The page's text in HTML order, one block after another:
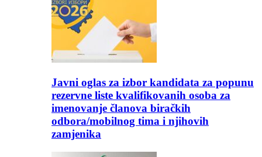
Javni oglas za izbor kandidata za popunu
rezervne liste kvalifikovanih osoba za
imenovanje članova biračkih
odbora/mobilnog tima i njihovih
zamjenika